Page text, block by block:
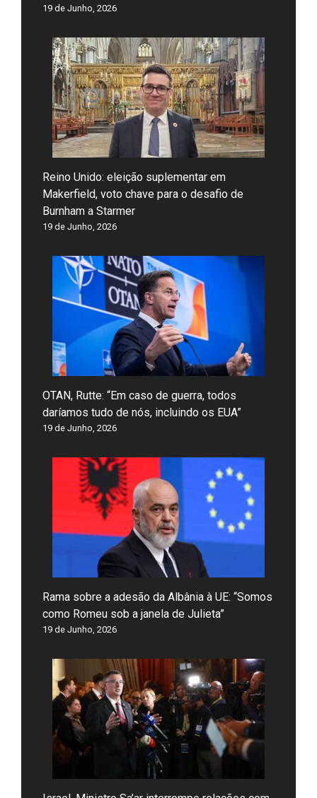
19 de Junho, 2026
Reino Unido: eleição suplementar em
Makerfield, voto chave para o desafio de
Burnham a Starmer
19 de Junho, 2026
OTAN, Rutte: “Em caso de guerra, todos
daríamos tudo de nós, incluindo os EUA”
19 de Junho, 2026
Rama sobre a adesão da Albânia à UE: “Somos
como Romeu sob a janela de Julieta”
19 de Junho, 2026